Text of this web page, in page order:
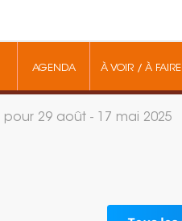
AGENDA À VOIR / À FAIRE
pour 29 août - 17 mai 2025